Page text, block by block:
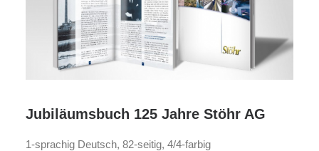
Jubiläumsbuch 125 Jahre Stöhr AG
1-sprachig Deutsch, 82-seitig, 4/4-farbig